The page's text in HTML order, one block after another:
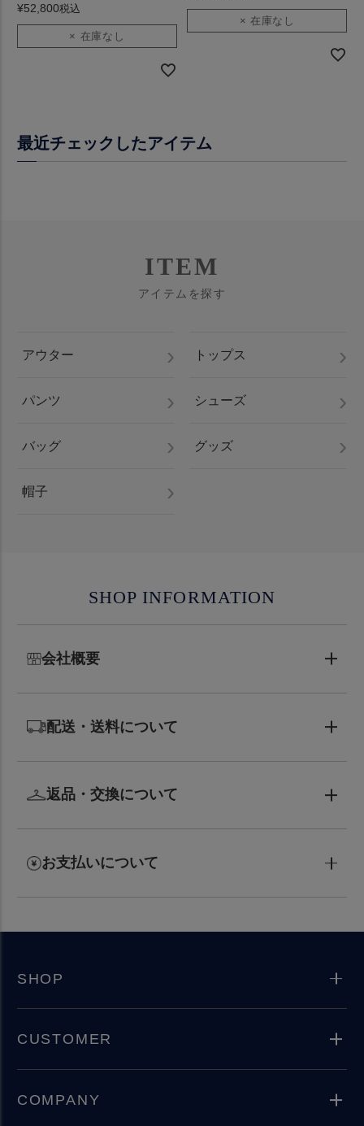
¥52,800税込
× 在庫なし
× 在庫なし
最近チェックしたアイテム
ITEM
アイテムを探す
アウター トップス
パンツ シューズ
バッグ グッズ
帽子
SHOP INFORMATION
会社概要
配送・送料について
返品・交換について
お支払いについて
SHOP
CUSTOMER
COMPANY